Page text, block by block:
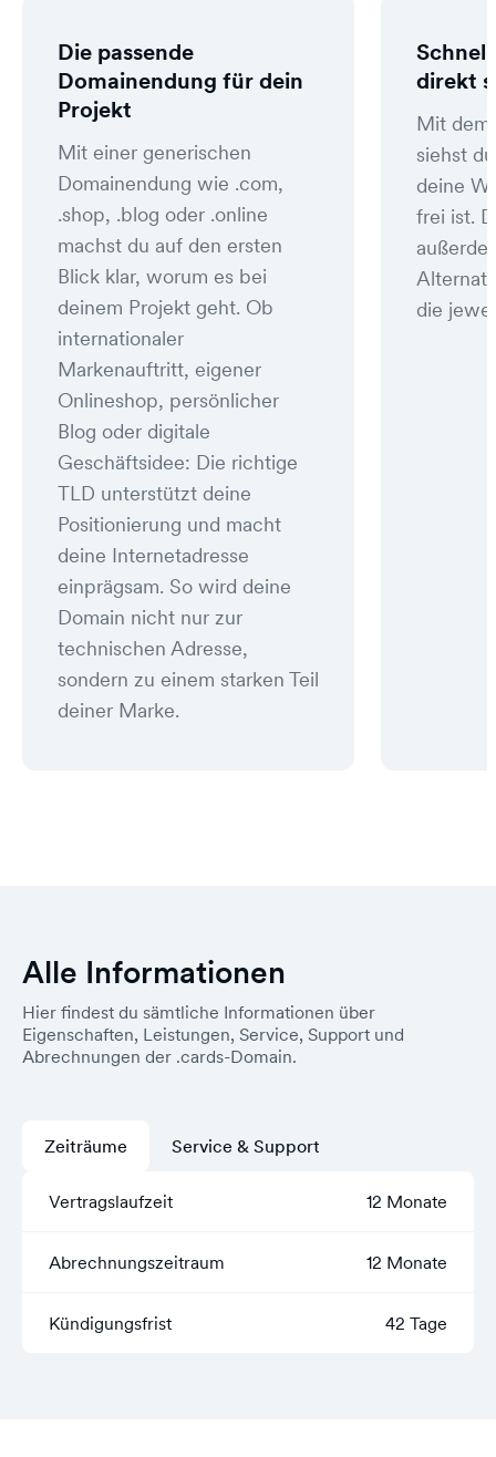
Die passende
Domainendung für dein
Projekt
Mit einer generischen
Domainendung wie .com,
.shop, .blog oder .online
machst du auf den ersten
Blick klar, worum es bei
deinem Projekt geht. Ob
internationaler
Markenauftritt, eigener
Onlineshop, persönlicher
Blog oder digitale
Geschäftsidee: Die richtige
TLD unterstützt deine
Positionierung und macht
deine Internetadresse
einprägsam. So wird deine
Domain nicht nur zur
technischen Adresse,
sondern zu einem starken Teil
deiner Marke.
direkt
Mit dem
siehst
deine
frei ist.
die
Alle Informationen
Hier findest du sämtliche Informationen über
Eigenschaften, Leistungen, Service, Support und
Abrechnungen der .cards-Domain.
Zeiträume
Vertragslaufzeit 12 Monate
Abrechnungszeitraum 12 Monate
Kündigungsfrist 42 Tage
Service & Support